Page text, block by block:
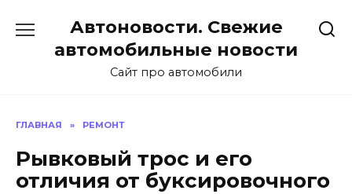
содержанию
Автоновости. Свежие
автомобильные новости
Сайт про автомобили
ГЛАВНАЯ » РЕМОНТ
Рывковый трос и его
отличия от буксировочного